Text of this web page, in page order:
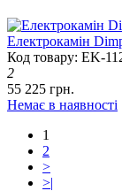
Електрокамін
Код товару: EK-
2
55 225 грн.
Немає в наявності
1
2
>
>|